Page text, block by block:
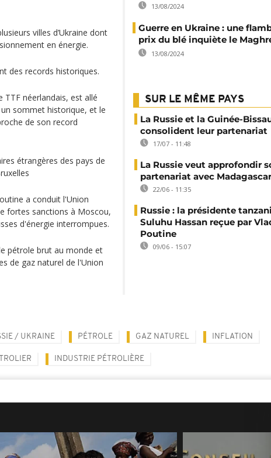
villes d’Ukraine dont
en énergie.
des records historiques.
TTF néerlandais, est allé
sommet historique, et le
de son record
étrangères des pays de
a conduit l'Union
fortes sanctions à Moscou,
d'énergie interrompues.
pétrole brut au monde et
de gaz naturel de l'Union
13/08/2024
Guerre en Ukraine : une
prix du blé inquiète le
13/08/2024
SUR LE MÊME PAYS
La Russie et la Guinée-
consolident leur partenariat
17/07 - 11:48
La Russie veut approfondir
partenariat avec Madagascar
22/06 - 11:35
Russie : la présidente
Suluhu Hassan reçue par
Poutine
09/06 - 15:07
/ UKRAINE PÉTROLE GAZ NATUREL INFLATION
INDUSTRIE PÉTROLIÈRE